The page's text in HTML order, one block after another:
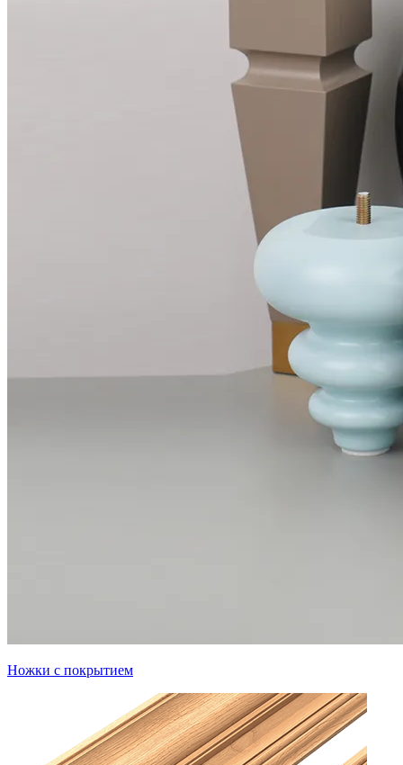
Ножки с покрытием